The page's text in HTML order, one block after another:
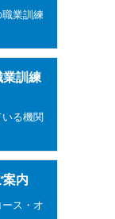
職業訓練
業訓練
る機関
内
ス・オ